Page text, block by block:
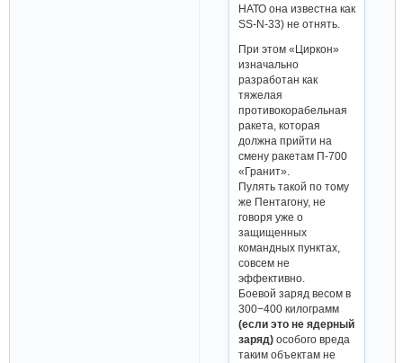
НАТО она известна как
SS-N-33) не отнять.
При этом «Циркон»
изначально
разработан как
тяжелая
противокорабельная
ракета, которая
должна прийти на
смену ракетам П-700
«Гранит».
Пулять такой по тому
же Пентагону, не
говоря уже о
защищенных
командных пунктах,
совсем не
эффективно.
Боевой заряд весом в
300−400 килограмм
(если это не ядерный
заряд) особого вреда
таким объектам не